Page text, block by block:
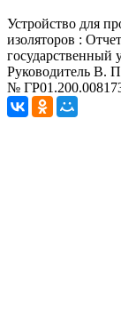
Устройство для
изоляторов :
государственный
Руководитель В.
№